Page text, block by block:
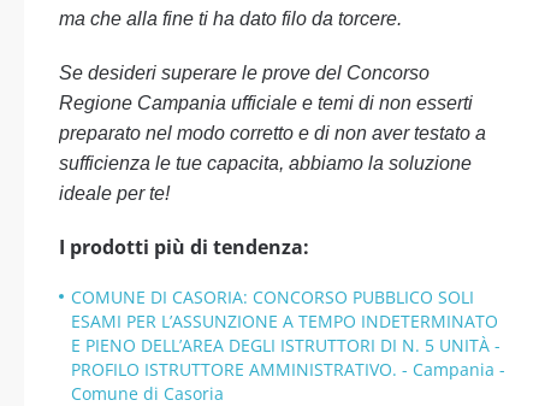
ma che alla fine ti ha dato filo da torcere.
Se desideri superare le prove del Concorso
Regione Campania ufficiale e temi di non esserti
preparato nel modo corretto e di non aver testato a
sufficienza le tue capacita, abbiamo la soluzione
ideale per te!
I prodotti più di tendenza:
COMUNE DI CASORIA: CONCORSO PUBBLICO SOLI
ESAMI PER L’ASSUNZIONE A TEMPO INDETERMINATO
E PIENO DELL’AREA DEGLI ISTRUTTORI DI N. 5 UNITÀ -
PROFILO ISTRUTTORE AMMINISTRATIVO. - Campania -
Comune di Casoria